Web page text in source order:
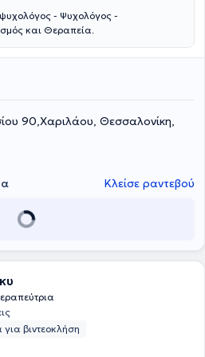
- Ψυχολόγος -
- Διαλογισμός και Θεραπεία.
90,Χαριλάου, Θεσσαλονίκη,
Κλείσε ραντεβού
βιντεοκλήση